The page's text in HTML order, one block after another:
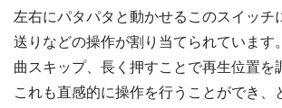
左右にパタパタと動かせるこのスイッチ
送りなどの操作が割り当てられています
曲スキップ、長く押すことで再生位置を
これも直感的に操作を行うことができ、